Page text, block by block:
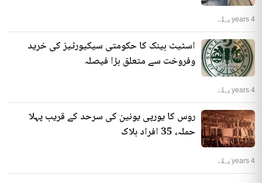
4 years پہلے
اسٹیٹ بینک کا حکومتی سیکیورٹیز کی خرید
وفروخت سے متعلق بڑا فیصلہ
4 years پہلے
روس کا یورپی یونین کی سرحد کے قریب پہلا
حملہ، 35 افراد ہلاک
4 years پہلے